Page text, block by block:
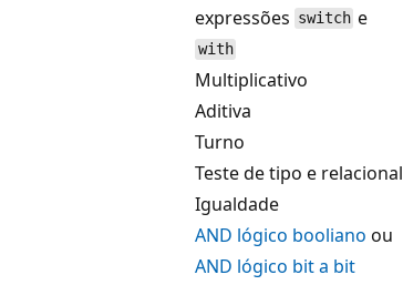
expressões switch e
with
Multiplicativo
Aditiva
Turno
Teste de tipo e relacional
Igualdade
AND lógico booliano ou
AND lógico bit a bit